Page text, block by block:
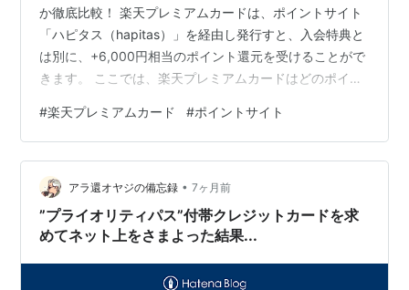
か徹底比較！ 楽天プレミアムカードは、ポイントサイト
「ハピタス（hapitas）」を経由し発行すと、入会特典と
は別に、+6,000円相当のポイント還元を受けることがで
きます。 ここでは、楽天プレミアムカードはどのポイン
楽天プレミアムカードはどのポイントサイト経由がお得
か比較してみた！ 楽天プレミアムカードをポイントサイ
ト経由先別に比較した結果は下記の通りです（ポイント
サイト名をクリックすると当サイト特典が貰える無料登
録画面に遷移します）。 ポイントサイト名 還元率 当ブ
ログ特典 楽天リーベイツ…
#楽天プレミアムカード #ポイントサイト
アラ還オヤジの備忘録 • 7ヶ月前
”プライオリティパス”付帯クレジットカードを求
めてネット上をさまよった結果...